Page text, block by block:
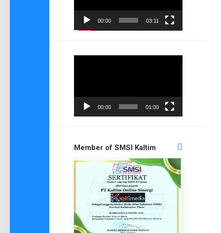
00:00 03:11
00:00 01:00
Member of SMSI Kaltim